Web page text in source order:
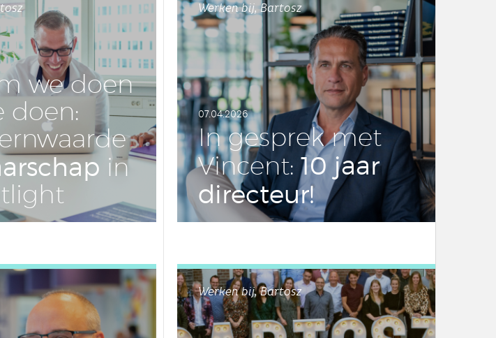
we doen
doen:
in
Werken bij, Bartosz
07.04.2026
In gesprek met
Vincent: 10 jaar
di­rec­teur!
Werken bij, Bartosz